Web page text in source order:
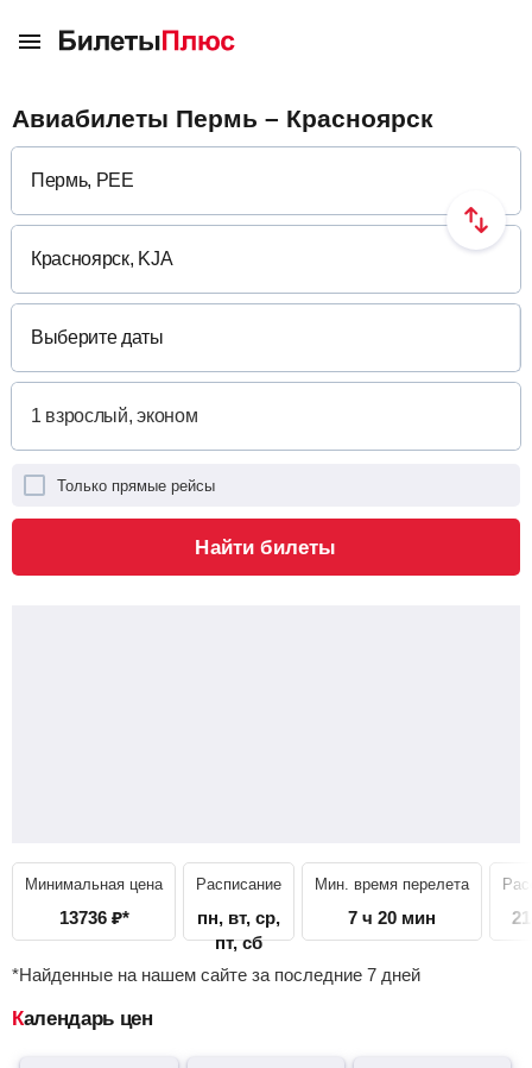
Авиабилеты Пермь – Красноярск
Выберите даты
Только прямые рейсы
Найти билеты
Минимальная цена
13736 ₽*
Расписание
пн, вт, ср,
пт, сб
Мин. время перелета
7 ч 20 мин
*Найденные на нашем сайте за последние 7 дней
Календарь цен